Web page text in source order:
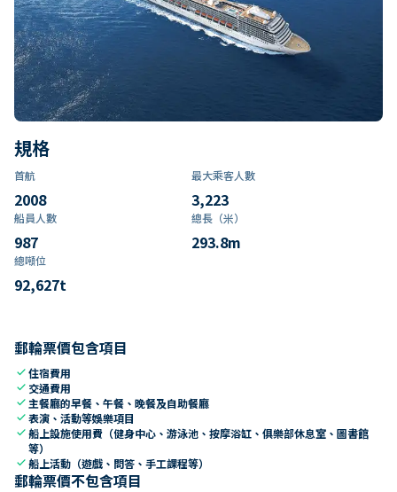
規格
首航
2008
最大乘客人數
3,223
船員人數
987
總長（米）
293.8m
總噸位
92,627t
郵輪票價包含項目
check住宿費用
check 交通費用
check 主餐廳的早餐、午餐、晚餐及自助餐廳
check表演、活動等娛樂項目
check船上設施使用費（健身中心、游泳池、按摩浴缸、俱樂部休息室、圖書館
等）
check船上活動（遊戲、問答、手工課程等）
郵輪票價不包含項目